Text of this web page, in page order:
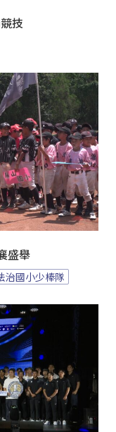
技
盛舉
治國小少棒隊